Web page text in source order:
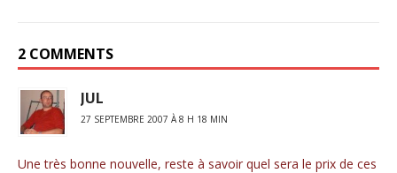
2 COMMENTS
JUL
27 SEPTEMBRE 2007 À 8 H 18 MIN
Une très bonne nouvelle, reste à savoir quel sera le prix de ces